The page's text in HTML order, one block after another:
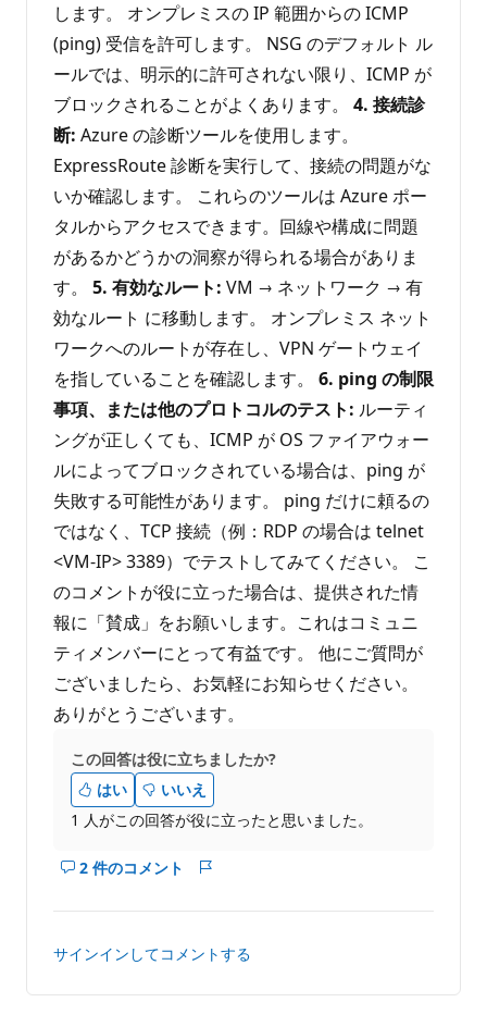
します。 オンプレミスの IP 範囲からの ICMP
(ping) 受信を許可します。 NSG のデフォルト ル
ールでは、明示的に許可されない限り、ICMP が
ブロックされることがよくあります。 4. 接続診
断: Azure の診断ツールを使用します。
ExpressRoute 診断を実行して、接続の問題がな
いか確認します。 これらのツールは Azure ポー
タルからアクセスできます。回線や構成に問題
があるかどうかの洞察が得られる場合がありま
す。 5. 有効なルート: VM → ネットワーク → 有
効なルート に移動します。 オンプレミス ネット
ワークへのルートが存在し、VPN ゲートウェイ
を指していることを確認します。 6. ping の制限
事項、または他のプロトコルのテスト: ルーティ
ングが正しくても、ICMP が OS ファイアウォー
ルによってブロックされている場合は、ping が
失敗する可能性があります。 ping だけに頼るの
ではなく、TCP 接続（例：RDP の場合は telnet
<VM-IP> 3389）でテストしてみてください。 こ
のコメントが役に立った場合は、提供された情
報に「賛成」をお願いします。これはコミュニ
ティメンバーにとって有益です。 他にご質問が
ございましたら、お気軽にお知らせください。
ありがとうございます。
この回答は役に立ちましたか?
はい
いいえ
1 人がこの回答が役に立ったと思いました。
2 件のコメント
こ
答
の
コ
ト
サインインしてコメントする